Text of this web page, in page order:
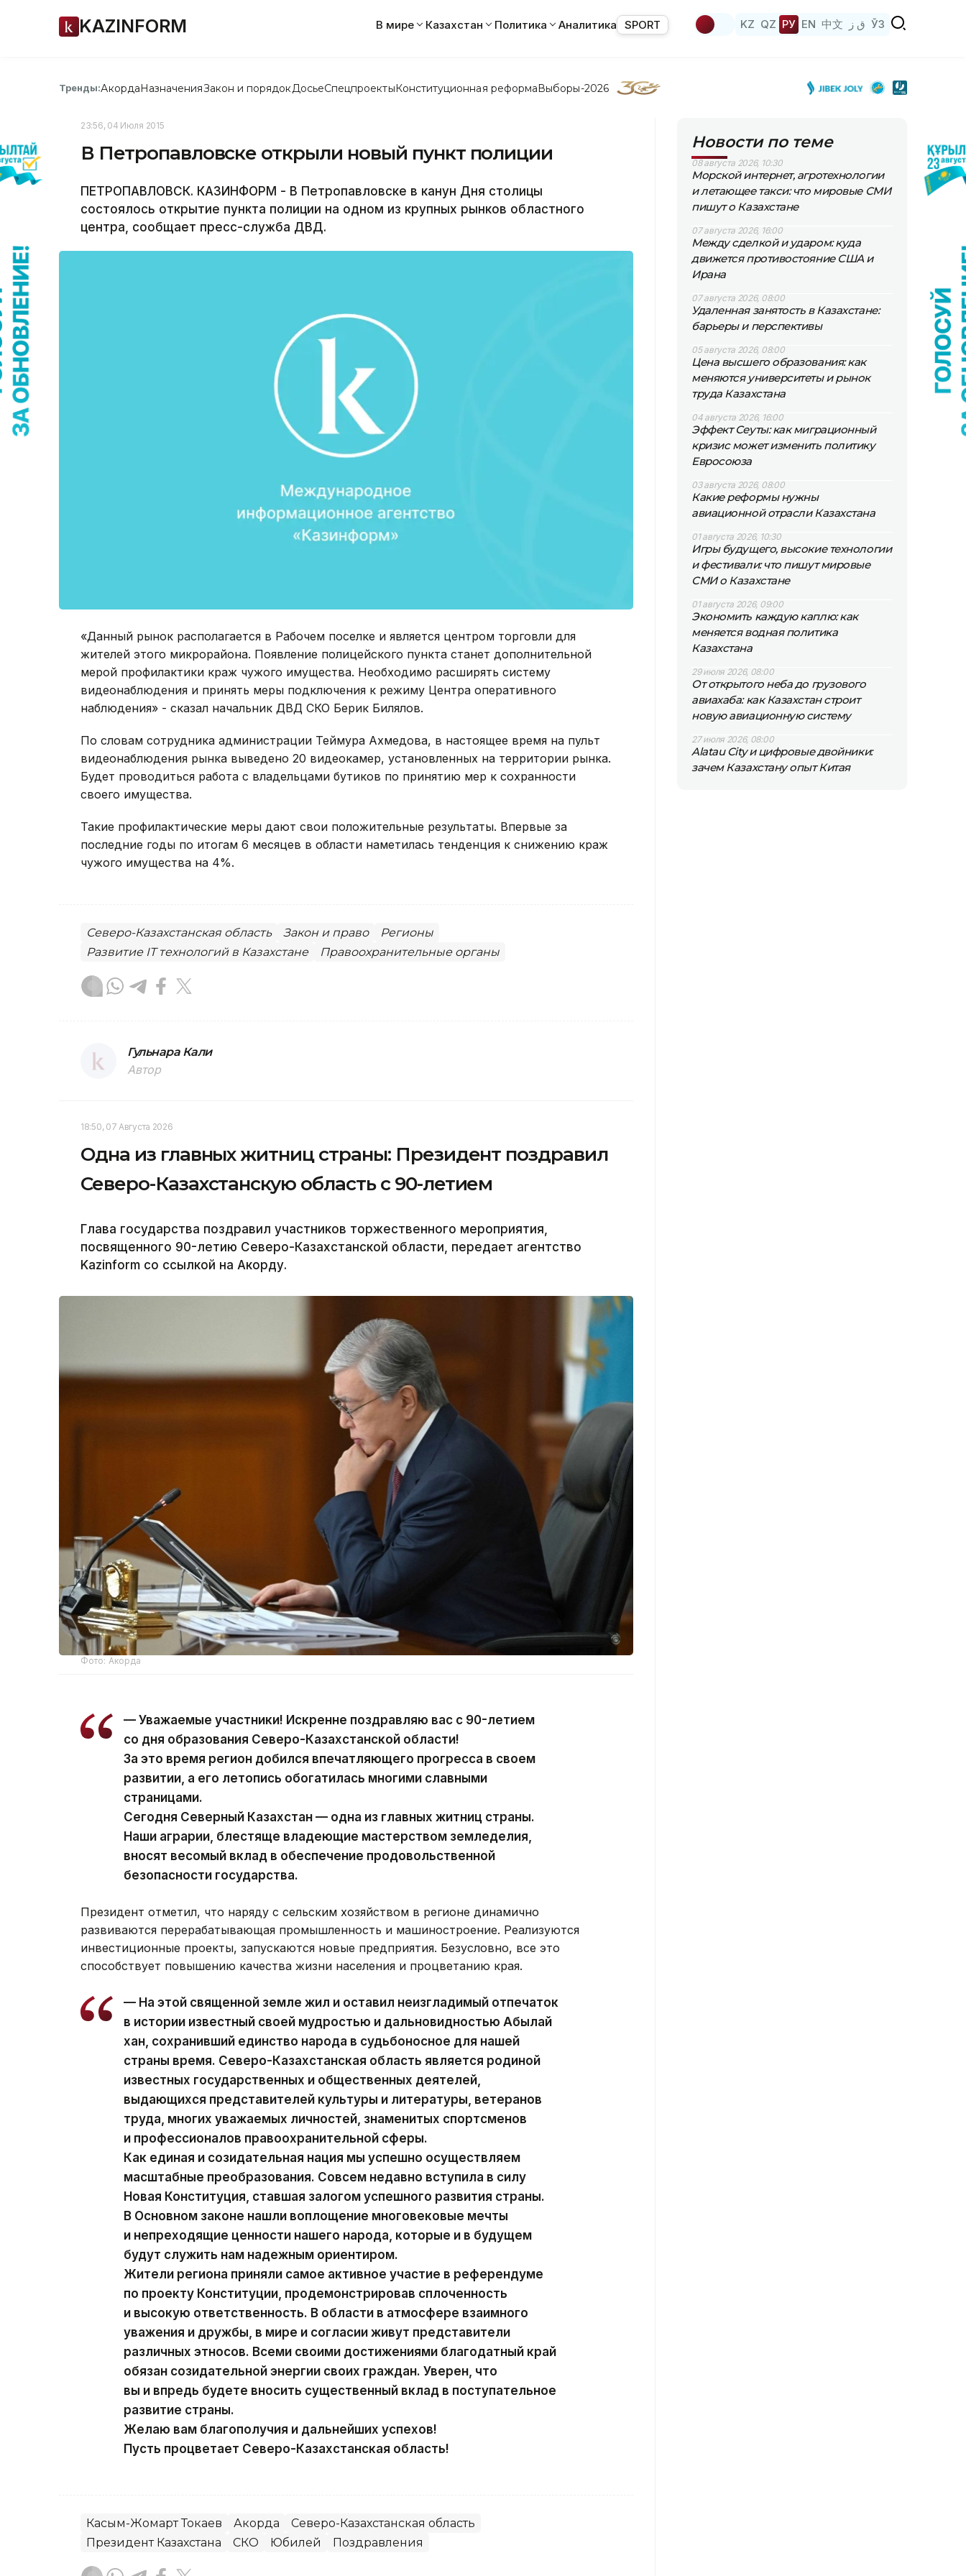
KAZINFORM В мире Казахстан Политика Аналитика SPORT KZ QZ РУ EN 中文 ق ز ЎЗ
Тренды:АкордаНазначенияЗакон и порядок ДосьеСпецпроектыКонституционная реформаВыборы-2026
23:56, 04 Июля 2015
В Петропавловске открыли новый пункт полиции
ПЕТРОПАВЛОВСК. КАЗИНФОРМ - В Петропавловске в канун Дня столицы
состоялось открытие пункта полиции на одном из крупных рынков областного
центра, сообщает пресс-служба ДВД.
«Данный рынок располагается в Рабочем поселке и является центром торговли для
жителей этого микрорайона. Появление полицейского пункта станет дополнительной
мерой профилактики краж чужого имущества. Необходимо расширять систему
видеонаблюдения и принять меры подключения к режиму Центра оперативного
наблюдения» - сказал начальник ДВД СКО Берик Билялов.
По словам сотрудника администрации Теймура Ахмедова, в настоящее время на пульт
видеонаблюдения рынка выведено 20 видеокамер, установленных на территории рынка.
Будет проводиться работа с владельцами бутиков по принятию мер к сохранности
своего имущества.
Такие профилактические меры дают свои положительные результаты. Впервые за
последние годы по итогам 6 месяцев в области наметилась тенденция к снижению краж
чужого имущества на 4%.
Северо-Казахстанская область Закон и право
Регионы
Развитие IT технологий в Казахстане
Правоохранительные органы
Гульнара Кали
Автор
18:50, 07 Августа 2026
Одна из главных житниц страны: Президент поздравил
Северо-Казахстанскую область с 90-летием
Глава государства поздравил участников торжественного мероприятия,
посвященного 90-летию Северо-Казахстанской области, передает агентство
Kazinform со ссылкой на Акорду.
Фото: Акорда
— Уважаемые участники! Искренне поздравляю вас с 90-летием
со дня образования Северо-Казахстанской области!
За это время регион добился впечатляющего прогресса в своем
развитии, а его летопись обогатилась многими славными
страницами.
Сегодня Северный Казахстан — одна из главных житниц страны.
Наши аграрии, блестяще владеющие мастерством земледелия,
вносят весомый вклад в обеспечение продовольственной
безопасности государства.
Президент отметил, что наряду с сельским хозяйством в регионе динамично
развиваются перерабатывающая промышленность и машиностроение. Реализуются
инвестиционные проекты, запускаются новые предприятия. Безусловно, все это
способствует повышению качества жизни населения и процветанию края.
— На этой священной земле жил и оставил неизгладимый отпечаток
в истории известный своей мудростью и дальновидностью Абылай
хан, сохранивший единство народа в судьбоносное для нашей
страны время. Северо-Казахстанская область является родиной
известных государственных и общественных деятелей,
выдающихся представителей культуры и литературы, ветеранов
труда, многих уважаемых личностей, знаменитых спортсменов
и профессионалов правоохранительной сферы.
Как единая и созидательная нация мы успешно осуществляем
масштабные преобразования. Совсем недавно вступила в силу
Новая Конституция, ставшая залогом успешного развития страны.
В Основном законе нашли воплощение многовековые мечты
и непреходящие ценности нашего народа, которые и в будущем
будут служить нам надежным ориентиром.
Жители региона приняли самое активное участие в референдуме
по проекту Конституции, продемонстрировав сплоченность
и высокую ответственность. В области в атмосфере взаимного
уважения и дружбы, в мире и согласии живут представители
различных этносов. Всеми своими достижениями благодатный край
обязан созидательной энергии своих граждан. Уверен, что
вы и впредь будете вносить существенный вклад в поступательное
развитие страны.
Желаю вам благополучия и дальнейших успехов!
Пусть процветает Северо-Казахстанская область!
Касым-Жомарт Токаев Акорда
Северо-Казахстанская область
Президент Казахстана
СКО Юбилей Поздравления
Новости по теме
08 августа 2026, 10:30
Морской интернет, агротехнологии
и летающее такси: что мировые СМИ
пишут о Казахстане
07 августа 2026, 16:00
Между сделкой и ударом: куда
движется противостояние США и
Ирана
07 августа 2026, 08:00
Удаленная занятость в Казахстане:
барьеры и перспективы
05 августа 2026, 08:00
Цена высшего образования: как
меняются университеты и рынок
труда Казахстана
04 августа 2026, 16:00
Эффект Сеуты: как миграционный
кризис может изменить политику
Евросоюза
03 августа 2026, 08:00
Какие реформы нужны
авиационной отрасли Казахстана
01 августа 2026, 10:30
Игры будущего, высокие технологии
и фестивали: что пишут мировые
СМИ о Казахстане
01 августа 2026, 09:00
Экономить каждую каплю: как
меняется водная политика
Казахстана
29 июля 2026, 08:00
От открытого неба до грузового
авиахаба: как Казахстан строит
новую авиационную систему
27 июля 2026, 08:00
Alatau City и цифровые двойники:
зачем Казахстану опыт Китая